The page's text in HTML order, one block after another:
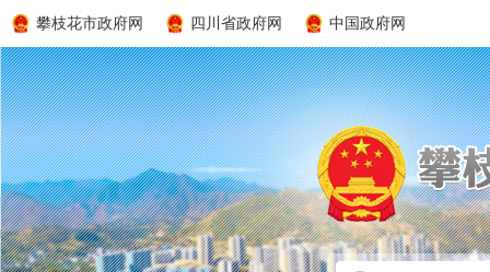
攀枝花市政府网 四川省政府网 中国政府网